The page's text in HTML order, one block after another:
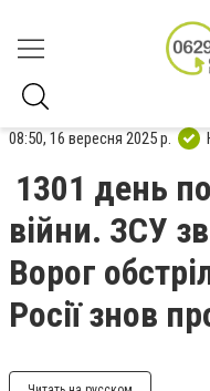
08:50, 16 вересня 2025 р.
1301 день
війни. ЗСУ
Ворог
Росії знов